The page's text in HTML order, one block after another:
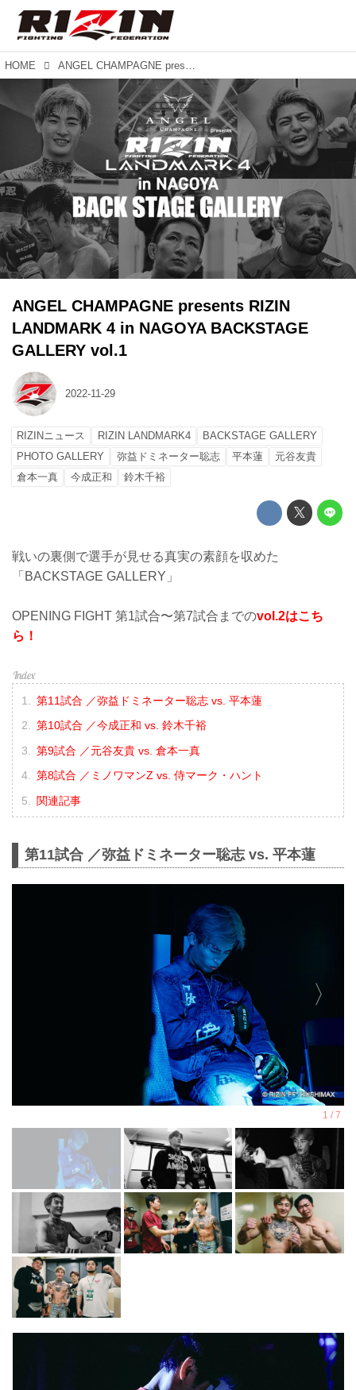
HOME ANGEL CHAMPAGNE presents RIZIN LANDMARK 4 in NAGOYA BACKSTAGE GALLERY vol.1
ANGEL CHAMPAGNE presents RIZIN
LANDMARK 4 in NAGOYA BACKSTAGE
GALLERY vol.1
2022-11-29
RIZINニュース RIZIN LANDMARK4
BACKSTAGE GALLERY
PHOTO GALLERY
弥益ドミネーター聡志 平本蓮
元谷友貴
倉本一真
今成正和 鈴木千裕
戦いの裏側で選手が見せる真実の素顔を収めた
「BACKSTAGE GALLERY」
OPENING FIGHT 第1試合〜第7試合までのvol.2はこち
ら！
第11試合 ／弥益ドミネーター聡志 vs. 平本蓮
第10試合 ／今成正和 vs. 鈴木千裕
第9試合 ／元谷友貴 vs. 倉本一真
第8試合 ／ミノワマンZ vs. 侍マーク・ハント
関連記事
第11試合 ／弥益ドミネーター聡志 vs. 平本蓮